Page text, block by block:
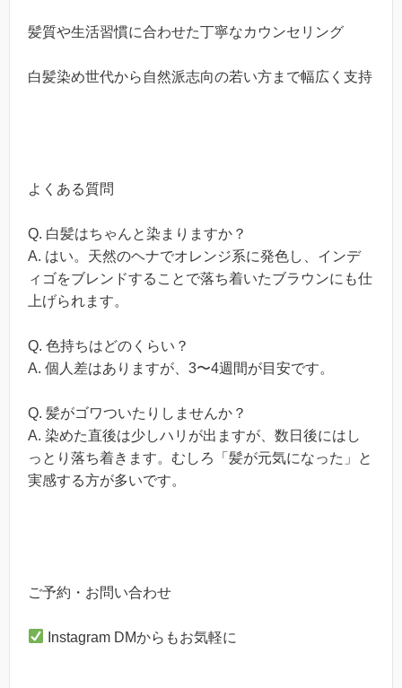
髪質や生活習慣に合わせた丁寧なカウンセリング
白髪染め世代から自然派志向の若い方まで幅広く支持
よくある質問
Q. 白髪はちゃんと染まりますか？
A. はい。天然のヘナでオレンジ系に発色し、インデ
ィゴをブレンドすることで落ち着いたブラウンにも仕
上げられます。
Q. 色持ちはどのくらい？
A. 個人差はありますが、3〜4週間が目安です。
Q. 髪がゴワついたりしませんか？
A. 染めた直後は少しハリが出ますが、数日後にはし
っとり落ち着きます。むしろ「髪が元気になった」と
実感する方が多いです。
ご予約・お問い合わせ
Instagram DMからもお気軽に